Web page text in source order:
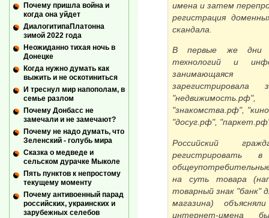
имена и затем
регистрация
скандала.
В первые же дни
технологий и
занимающаяся
"знакомства.рф",
"досуг.рф",
Российский
регистрировать
на суть товара
товарный знак "банк"
магазина)
интернет-имена
Почему пришла война и
когда она уйдет
ДиалогитипаПлатонна
зимой 2022 года
Неожиданно тихая ночь в
Донецке
Когда нужно думать как
выжить и не оскотиниться
И треснул мир напополам, в
семье разлом
Почему Донбасс не
замечали и не замечают?
Почему не надо думать, что
Зеленский - голубь мира
Сказка о медведе и
сельском дурачке Мыколе
Пять пунктов к непростому
текущему моменту
Почему антивоенный парад
российских, украинских и
зарубежных селебов